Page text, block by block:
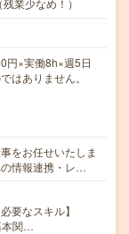
業少なめ！）
×実働8h×週5日
はありません。
をお任せいたしま
情報連携・レ…
なスキル】
本関…